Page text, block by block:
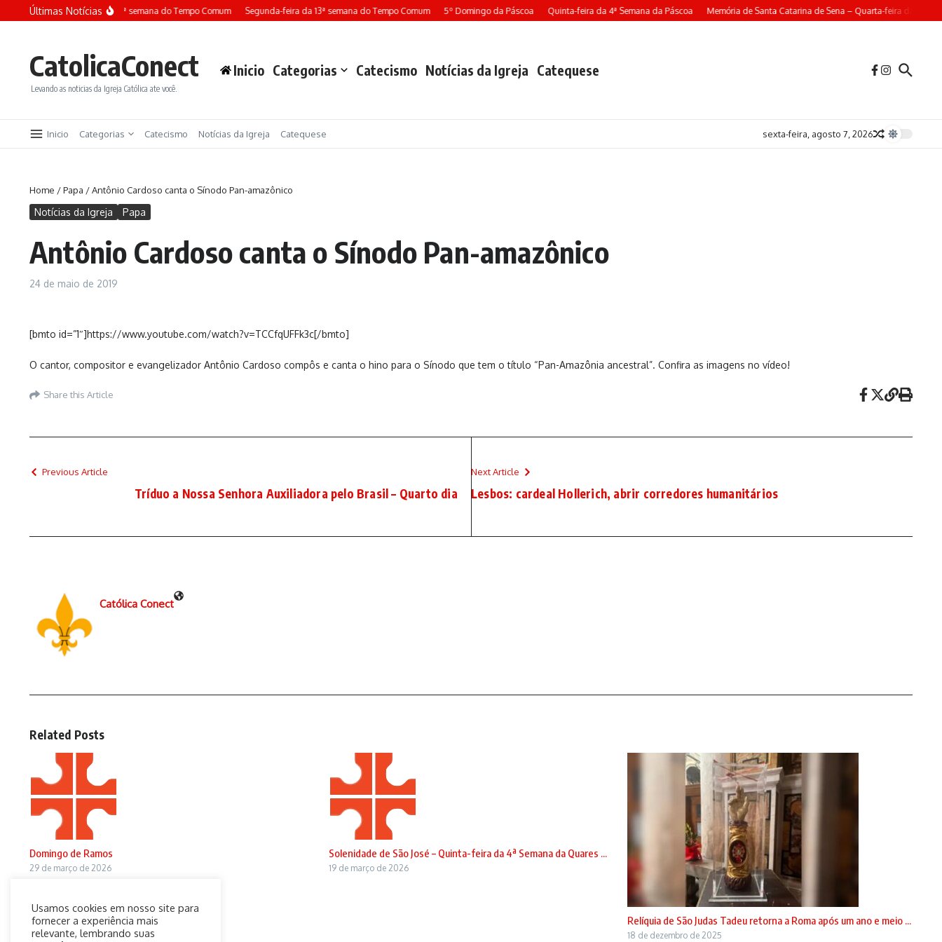
Ir para o conteúdo
Últimas Notícias
Terça-feira da 13ª semana do Tempo Comum Segunda-feira da 13ª semana do Tempo Comum 5º Domingo da Páscoa Quinta-feira da 4ª Semana da Páscoa Memória de Santa Catarina de Sena – Quarta-feira da 4ª
CatolicaConect
Levando as noticias da Igreja Católica ate você.
Inicio Categorias Catecismo Notícias da Igreja Catequese
Inicio Categorias Catecismo Notícias da Igreja Catequese sexta-feira, agosto 7, 2026
Home /Papa /Antônio Cardoso canta o Sínodo Pan-amazônico
Notícias da Igreja Papa
Antônio Cardoso canta o Sínodo Pan-amazônico
24 de maio de 2019
[bmto id=”1″]https://www.youtube.com/watch?v=TCCfqUFFk3c[/bmto]
O cantor, compositor e evangelizador Antônio Cardoso compôs e canta o hino para o Sínodo que tem o título “Pan-Amazônia ancestral”. Confira as imagens no vídeo!
Share this Article
Previous Article
Tríduo a Nossa Senhora Auxiliadora pelo Brasil – Quarto dia
Next Article
Lesbos: cardeal Hollerich, abrir corredores humanitários
Católica Conect
Related Posts
Domingo de Ramos
29 de março de 2026
Solenidade de São José – Quinta-feira da 4ª Semana da Quares ...
19 de março de 2026
Relíquia de São Judas Tadeu retorna a Roma após um ano e meio ...
18 de dezembro de 2025
Usamos cookies em nosso site para
fornecer a experiência mais
relevante, lembrando suas